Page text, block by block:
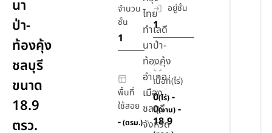
นา
ป่า-
ท้องคุ้ง
ชลบุรี
ขนาด
18.9
ตรว.
จำนวน
ชั้น
1
อยู่ชั้น
1
พื้นที่
ใช้สอย
-(ตรม.)
เนื้อที่(ไร่)
0(ไร่) -
0(งาน) -
18.9
ไทย
ทำเลดี
นาป่า-
ท้องคุ้ง
อำเภอ
เมือง
ชลบุรี
จังหวัด